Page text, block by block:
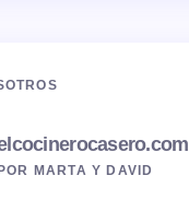
MARTA Y DAVID